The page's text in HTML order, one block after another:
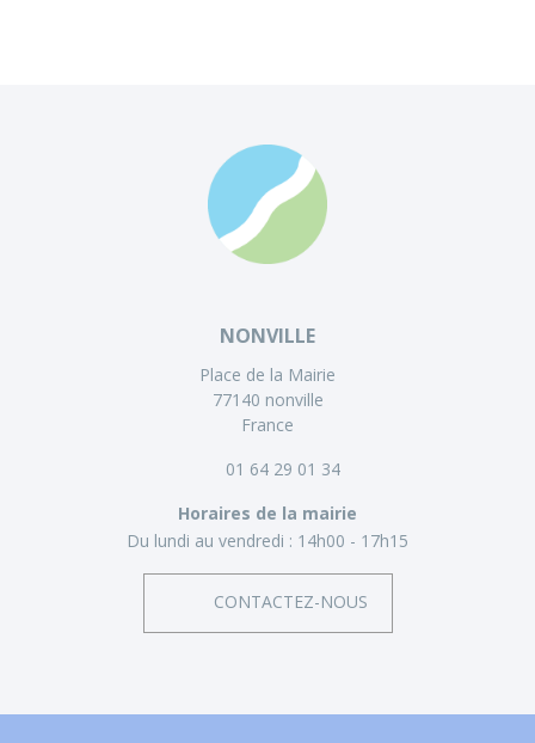
NONVILLE
Place de la Mairie
77140 nonville
France
01 64 29 01 34
Horaires de la mairie
Du lundi au vendredi : 14h00 - 17h15
CONTACTEZ-NOUS